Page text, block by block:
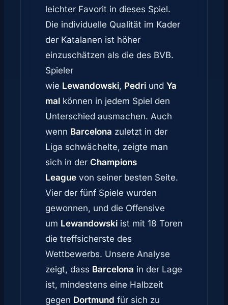
leichter Favorit in dieses Spiel.
Die individuelle Qualität im Kader
der Katalanen ist höher
einzuschätzen als die des BVB.
Spieler
wie Lewandowski, Pedri und Ya
mal können in jedem Spiel den
Unterschied ausmachen. Auch
wenn Barcelona zuletzt in der
Liga schwächelte, zeigte man
sich in der Champions
League von seiner besten Seite.
Vier der fünf Spiele wurden
gewonnen, und die Offensive
um Lewandowski ist mit 18 Toren
die treffsicherste des
Wettbewerbs. Unsere Analyse
zeigt, dass Barcelona in der Lage
ist, mindestens eine Halbzeit
gegen Dortmund für sich zu